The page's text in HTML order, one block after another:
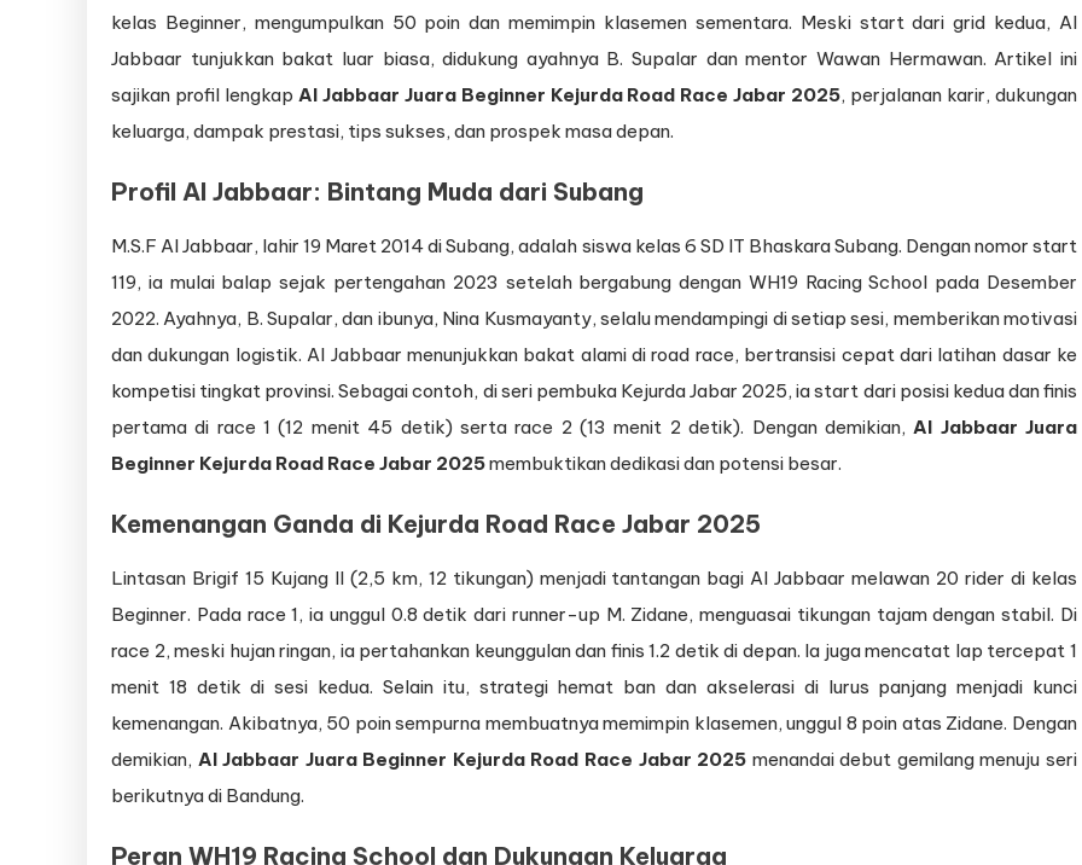
kelas Beginner, mengumpulkan 50 poin dan memimpin klasemen sementara. Meski start dari grid kedua, Al
Jabbaar tunjukkan bakat luar biasa, didukung ayahnya B. Supalar dan mentor Wawan Hermawan. Artikel ini
sajikan profil lengkap Al Jabbaar Juara Beginner Kejurda Road Race Jabar 2025, perjalanan karir, dukungan
keluarga, dampak prestasi, tips sukses, dan prospek masa depan.
Profil Al Jabbaar: Bintang Muda dari Subang
M.S.F Al Jabbaar, lahir 19 Maret 2014 di Subang, adalah siswa kelas 6 SD IT Bhaskara Subang. Dengan nomor start
119, ia mulai balap sejak pertengahan 2023 setelah bergabung dengan WH19 Racing School pada Desember
2022. Ayahnya, B. Supalar, dan ibunya, Nina Kusmayanty, selalu mendampingi di setiap sesi, memberikan motivasi
dan dukungan logistik. Al Jabbaar menunjukkan bakat alami di road race, bertransisi cepat dari latihan dasar ke
kompetisi tingkat provinsi. Sebagai contoh, di seri pembuka Kejurda Jabar 2025, ia start dari posisi kedua dan finis
pertama di race 1 (12 menit 45 detik) serta race 2 (13 menit 2 detik). Dengan demikian,Al Jabbaar Juara
Beginner Kejurda Road Race Jabar 2025membuktikan dedikasi dan potensi besar.
Kemenangan Ganda di Kejurda Road Race Jabar 2025
Lintasan Brigif 15 Kujang II (2,5 km, 12 tikungan) menjadi tantangan bagi Al Jabbaar melawan 20 rider di kelas
Beginner. Pada race 1, ia unggul 0.8 detik dari runner-up M. Zidane, menguasai tikungan tajam dengan stabil. Di
race 2, meski hujan ringan, ia pertahankan keunggulan dan finis 1.2 detik di depan. Ia juga mencatat lap tercepat 1
menit 18 detik di sesi kedua. Selain itu, strategi hemat ban dan akselerasi di lurus panjang menjadi kunci
kemenangan. Akibatnya, 50 poin sempurna membuatnya memimpin klasemen, unggul 8 poin atas Zidane. Dengan
demikian, Al Jabbaar Juara Beginner Kejurda Road Race Jabar 2025 menandai debut gemilang menuju seri
berikutnya di Bandung.
Peran WH19 Racing School dan Dukungan Keluarga